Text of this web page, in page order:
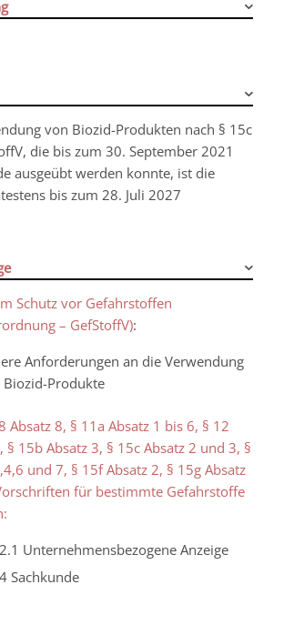
von Biozid-Produkten nach § 15c
, die bis zum 30. September 2021
ausgeübt werden konnte, ist die
bis zum 28. Juli 2027
Schutz vor Gefahrstoffen
– GefStoffV):
Anforderungen an die Verwendung
Produkte
Absatz 8, § 11a Absatz 1 bis 6, § 12
§ 15b Absatz 3, § 15c Absatz 2 und 3, §
und 7, § 15f Absatz 2, § 15g Absatz
für bestimmte Gefahrstoffe
Unternehmensbezogene Anzeige
Sachkunde